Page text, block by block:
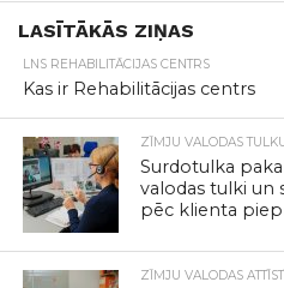
LASĪTĀKĀS ZIŅAS
LNS REHABILITĀCIJAS CENTRS
Kas ir Rehabilitācijas centrs
ZĪMJU VALODAS
Surdotulka
valodas tulki un
pēc klienta
ZĪMJU VALODAS